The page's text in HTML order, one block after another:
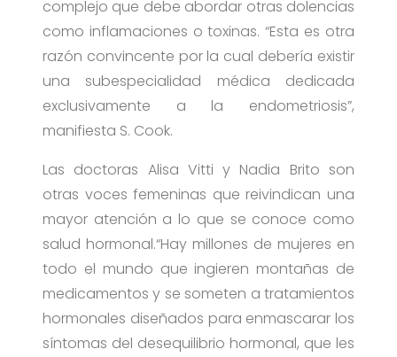
complejo que debe abordar otras dolencias
como inflamaciones o toxinas. “Esta es otra
razón convincente por la cual debería existir
una subespecialidad médica dedicada
exclusivamente a la endometriosis”,
manifiesta S. Cook.
Las doctoras Alisa Vitti y Nadia Brito son
otras voces femeninas que reivindican una
mayor atención a lo que se conoce como
salud hormonal.“Hay millones de mujeres en
todo el mundo que ingieren montañas de
medicamentos y se someten a tratamientos
hormonales diseñados para enmascarar los
síntomas del desequilibrio hormonal, que les